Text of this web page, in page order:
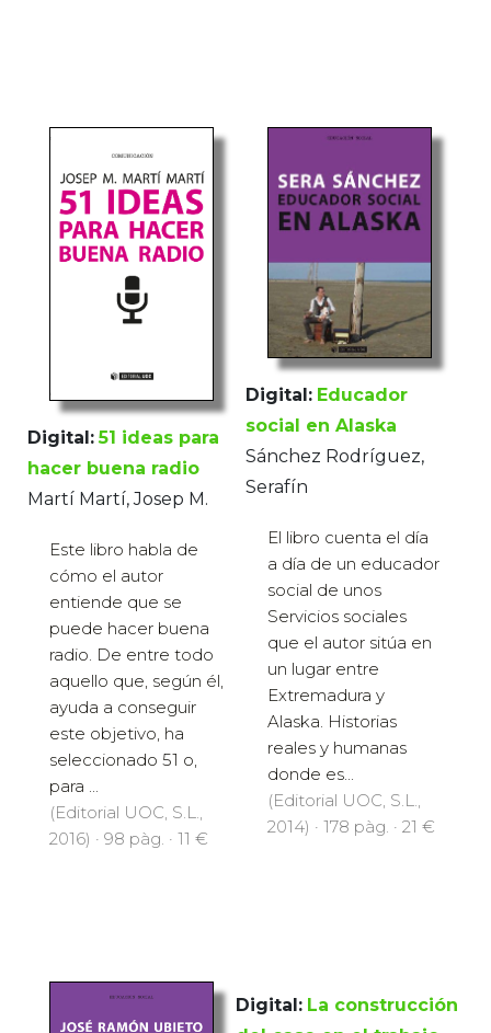
Digital: 51 ideas para
hacer buena radio
Martí Martí, Josep M.
Este libro habla de
cómo el autor
entiende que se
puede hacer buena
radio. De entre todo
aquello que, según él,
ayuda a conseguir
este objetivo, ha
seleccionado 51 o,
para ...
(Editorial UOC, S.L.,
2016) · 98 pàg. · 11 €
Digital: Educador
social en Alaska
Sánchez Rodríguez,
Serafín
El libro cuenta el día
a día de un educador
social de unos
Servicios sociales
que el autor sitúa en
un lugar entre
Extremadura y
Alaska. Historias
reales y humanas
donde es...
(Editorial UOC, S.L.,
2014) · 178 pàg. · 21 €
Digital: La construcción